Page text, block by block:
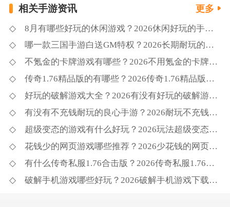
相关手游资讯 更多
8月有哪些好玩的休闲游戏？2026休闲好玩的手游大全下载合集
哪一款三国手游白送GM特权？2026长期耐玩的三国手游GM版推荐
不氪金的卡牌游戏有哪些？2026不用氪金的卡牌游戏精选
传奇1.76精品版的有哪些？2026传奇1.76精品版下载推荐
好玩的破解游戏大全？2026有没有好玩的破解游戏排行榜
有没有不充钱耐玩的良心手游？2026耐玩不充钱的良心手游推荐
超级变态的游戏有什么好玩？2026玩法超级变态的游戏下载汇总
花钱少的网页游戏哪些推荐？2026少花钱的网页游戏合集
有什么传奇私服1.76合击版？2026传奇私服1.76合击版推荐
破解手机游戏哪些好玩？2026破解手机游戏下载合集